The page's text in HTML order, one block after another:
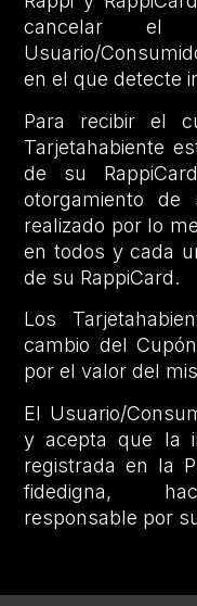
cancelar el
Usuario/
en el que detecte
Para recibir el
Tarjetahabiente
de su
otorgamiento
realizado por lo
en todos y cada
de su RappiCard.
Los
cambio del
por el valor del
El Usuario/
y acepta que la
registrada en la
fidedigna,
responsable por